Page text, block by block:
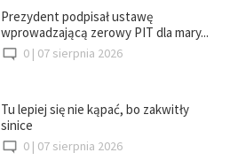
Prezydent podpisał ustawę
wprowadzającą zerowy PIT dla mary...
0 | 07 sierpnia 2026
Tu lepiej się nie kąpać, bo zakwitły
sinice
0 | 07 sierpnia 2026